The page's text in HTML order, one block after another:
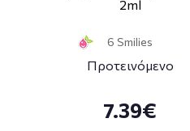
2ml
6 Smilies
Προτεινόμενο
7.39€